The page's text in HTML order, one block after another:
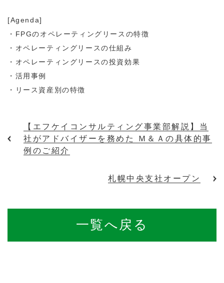
[Agenda]
・FPGのオペレーティングリースの特徴
・オペレーティングリースの仕組み
・オペレーティングリースの投資効果
・活用事例
・リース資産別の特徴
【エフケイコンサルティング事業部解説】当
社がアドバイザーを務めた Ｍ＆Ａの具体的事
例のご紹介
一覧へ戻る
札幌中央支社オープン